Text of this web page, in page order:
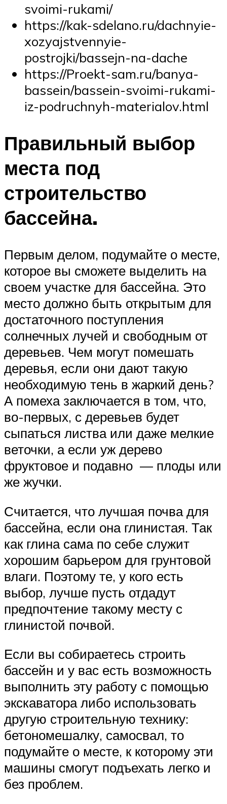
svoimi-rukami/
https://kak-sdelano.ru/dachnyie-
xozyajstvennyie-
postrojki/bassejn-na-dache
https://Proekt-sam.ru/banya-
bassein/bassein-svoimi-rukami-
iz-podruchnyh-materialov.html
Правильный выбор
места под
строительство
бассейна.
Первым делом, подумайте о месте,
которое вы сможете выделить на
своем участке для бассейна. Это
место должно быть открытым для
достаточного поступления
солнечных лучей и свободным от
деревьев. Чем могут помешать
деревья, если они дают такую
необходимую тень в жаркий день?
А помеха заключается в том, что,
во-первых, с деревьев будет
сыпаться листва или даже мелкие
веточки, а если уж дерево
фруктовое и подавно — плоды или
же жучки.
Считается, что лучшая почва для
бассейна, если она глинистая. Так
как глина сама по себе служит
хорошим барьером для грунтовой
влаги. Поэтому те, у кого есть
выбор, лучше пусть отдадут
предпочтение такому месту с
глинистой почвой.
Если вы собираетесь строить
бассейн и у вас есть возможность
выполнить эту работу с помощью
экскаватора либо использовать
другую строительную технику:
бетономешалку, самосвал, то
подумайте о месте, к которому эти
машины смогут подъехать легко и
без проблем.